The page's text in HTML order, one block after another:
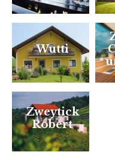
Wutti
Zweytick
Robert